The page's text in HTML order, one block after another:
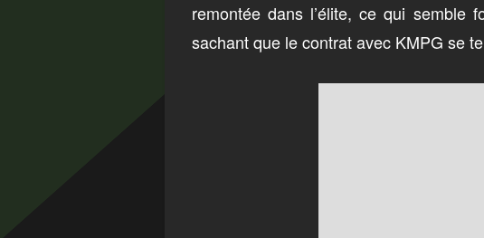
remontée dans l’élite, ce qui
sachant que le contrat avec KMPG se